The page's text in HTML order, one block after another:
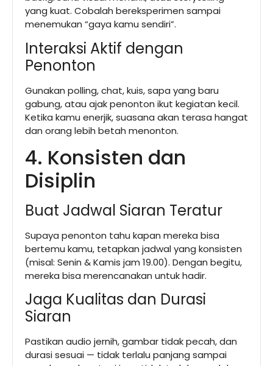
yang kuat. Cobalah bereksperimen sampai
menemukan “gaya kamu sendiri”.
Interaksi Aktif dengan
Penonton
Gunakan polling, chat, kuis, sapa yang baru
gabung, atau ajak penonton ikut kegiatan kecil.
Ketika kamu enerjik, suasana akan terasa hangat
dan orang lebih betah menonton.
4. Konsisten dan
Disiplin
Buat Jadwal Siaran Teratur
Supaya penonton tahu kapan mereka bisa
bertemu kamu, tetapkan jadwal yang konsisten
(misal: Senin & Kamis jam 19.00). Dengan begitu,
mereka bisa merencanakan untuk hadir.
Jaga Kualitas dan Durasi
Siaran
Pastikan audio jernih, gambar tidak pecah, dan
durasi sesuai — tidak terlalu panjang sampai